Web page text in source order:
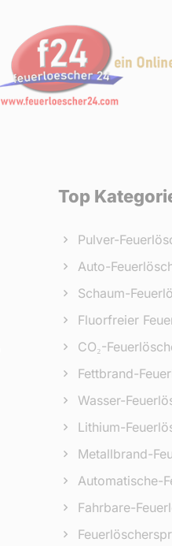
Top
Pulver-
Auto-
Schaum-
Fluorfreier
CO₂-
Fettbrand-
Wasser-
Lithium-
Metallbrand-
Automatische-
Fahrbare-